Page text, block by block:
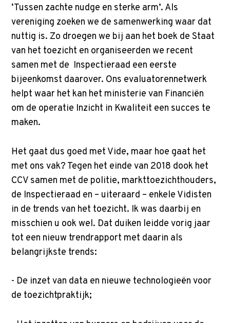
‘Tussen zachte nudge en sterke arm’. Als
vereniging zoeken we de samenwerking waar dat
nuttig is. Zo droegen we bij aan het boek de Staat
van het toezicht en organiseerden we recent
samen met de Inspectieraad een eerste
bijeenkomst daarover. Ons evaluatorennetwerk
helpt waar het kan het ministerie van Financiën
om de operatie Inzicht in Kwaliteit een succes te
maken.
Het gaat dus goed met Vide, maar hoe gaat het
met ons vak? Tegen het einde van 2018 dook het
CCV samen met de politie, markttoezichthouders,
de Inspectieraad en – uiteraard – enkele Vidisten
in de trends van het toezicht. Ik was daarbij en
misschien u ook wel. Dat duiken leidde vorig jaar
tot een nieuw trendrapport met daarin als
belangrijkste trends:
- De inzet van data en nieuwe technologieën voor
de toezichtpraktijk;